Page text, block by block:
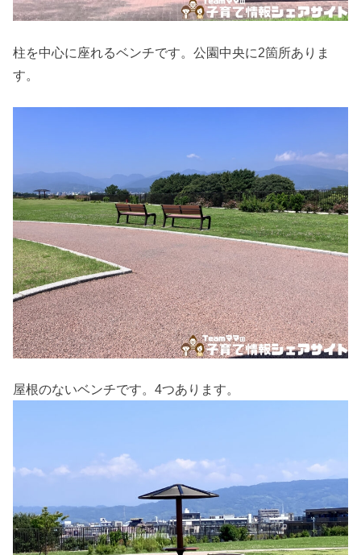
柱を中心に座れるベンチです。公園中央に2箇所ありま
す。
屋根のないベンチです。4つあります。